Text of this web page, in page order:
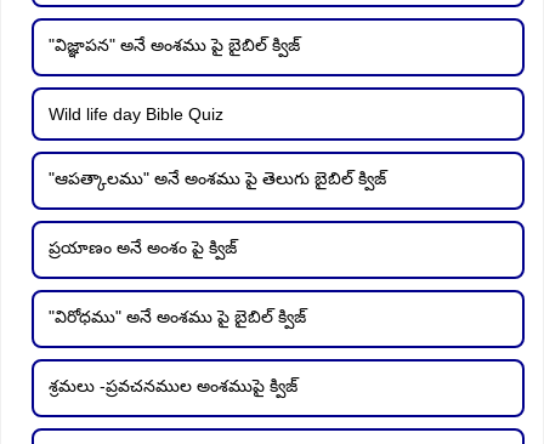
"విజ్ఞాపన" అనే అంశము పై బైబిల్ క్విజ్
Wild life day Bible Quiz
"ఆపత్కాలము" అనే అంశము పై తెలుగు బైబిల్ క్విజ్
ప్రయాణం అనే అంశం పై క్విజ్
"విరోధము" అనే అంశము పై బైబిల్ క్విజ్
శ్రమలు -ప్రవచనముల అంశముపై క్విజ్